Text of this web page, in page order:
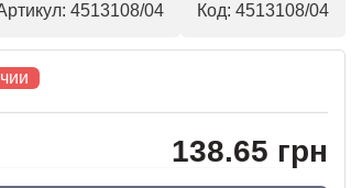
4513108/04 Код: 4513108/04
138.65 грн